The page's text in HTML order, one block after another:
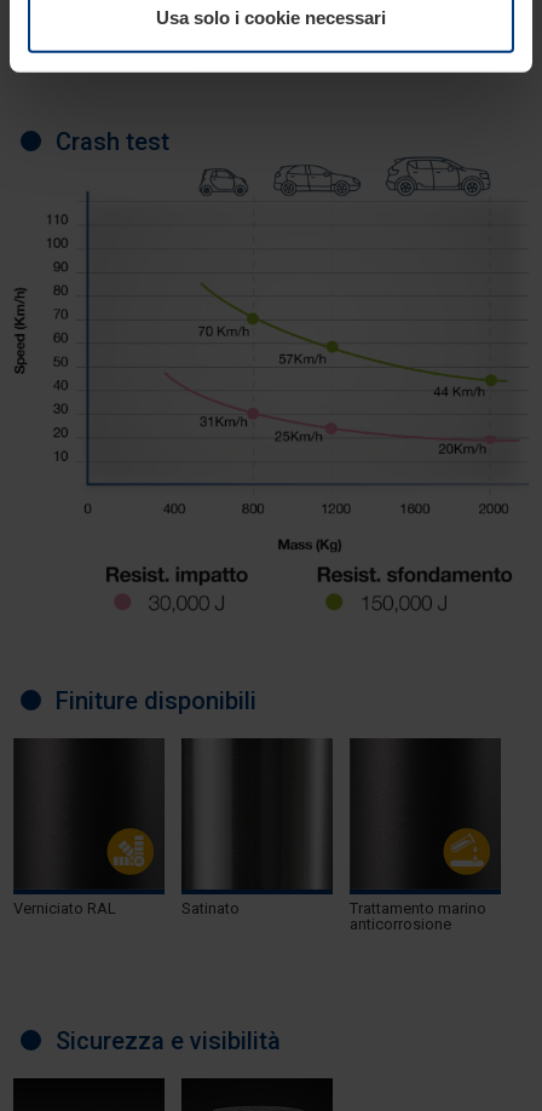
Usa solo i cookie necessari
Crash test
Finiture disponibili
Verniciato RAL Satinato
Trattamento marino
anticorrosione
Sicurezza e visibilità